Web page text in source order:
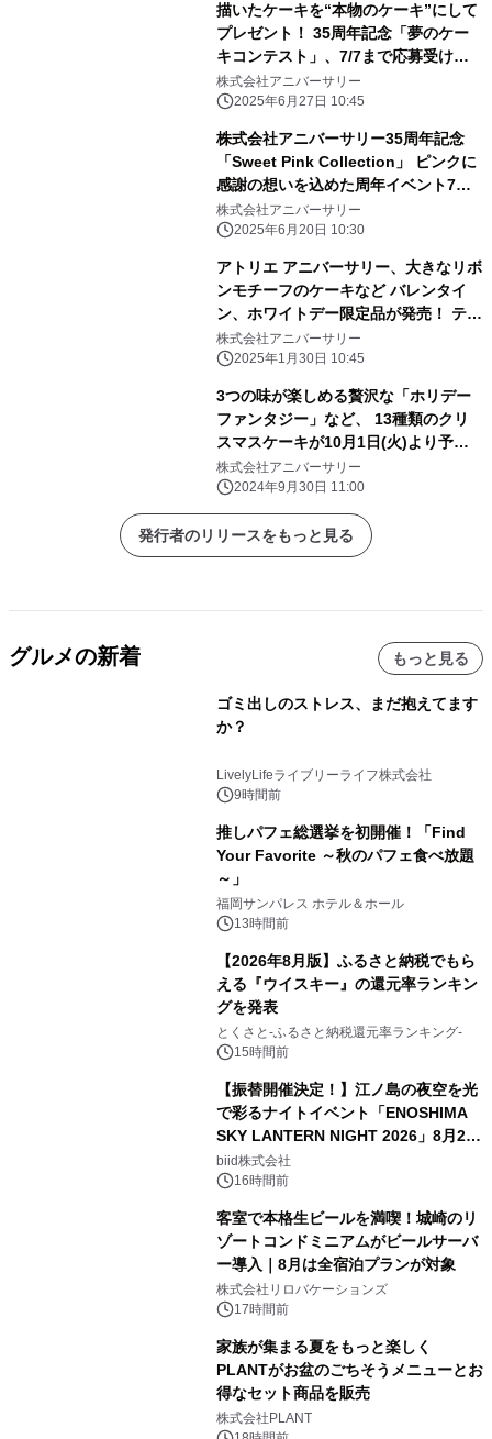
描いたケーキを“本物のケーキ”にして
プレゼント！ 35周年記念「夢のケー
キコンテスト」、7/7まで応募受け付
け
株式会社アニバーサリー
2025年6月27日 10:45
株式会社アニバーサリー35周年記念
「Sweet Pink Collection」 ピンクに
感謝の想いを込めた周年イベント7月
18日(金)より開催
株式会社アニバーサリー
2025年6月20日 10:30
アトリエ アニバーサリー、大きなリボ
ンモチーフのケーキなど バレンタイ
ン、ホワイトデー限定品が発売！ テー
マは“Anniversary Ribbon of Love”
株式会社アニバーサリー
2025年1月30日 10:45
3つの味が楽しめる贅沢な「ホリデー
ファンタジー」など、 13種類のクリ
スマスケーキが10月1日(火)より予約
開始！
株式会社アニバーサリー
2024年9月30日 11:00
発行者のリリースをもっと見る
グルメの新着 もっと見る
ゴミ出しのストレス、まだ抱えてます
か？
LivelyLifeライブリーライフ株式会社
9時間前
推しパフェ総選挙を初開催！「Find
Your Favorite ～秋のパフェ食べ放題
～」
福岡サンパレス ホテル＆ホール
13時間前
【2026年8月版】ふるさと納税でもら
える『ウイスキー』の還元率ランキン
グを発表
とくさと-ふるさと納税還元率ランキング-
15時間前
【振替開催決定！】江ノ島の夜空を光
で彩るナイトイベント「ENOSHIMA
SKY LANTERN NIGHT 2026」8月22
日(土)振替開催＆受付スタート！
biid株式会社
16時間前
客室で本格生ビールを満喫！城崎のリ
ゾートコンドミニアムがビールサーバ
ー導入｜8月は全宿泊プランが対象
株式会社リロバケーションズ
17時間前
家族が集まる夏をもっと楽しく
PLANTがお盆のごちそうメニューとお
得なセット商品を販売
株式会社PLANT